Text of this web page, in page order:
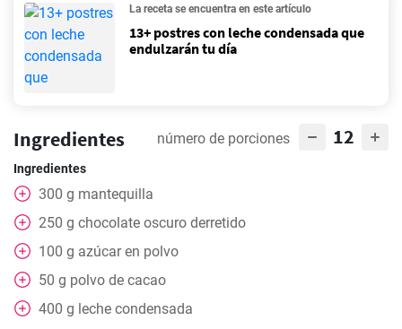
La receta se encuentra en este artículo
13+ postres con leche condensada que
endulzarán tu día
Ingredientes número de porciones 12
Ingredientes
300 g mantequilla
250 g chocolate oscuro derretido
100 g azúcar en polvo
50 g polvo de cacao
400 g leche condensada